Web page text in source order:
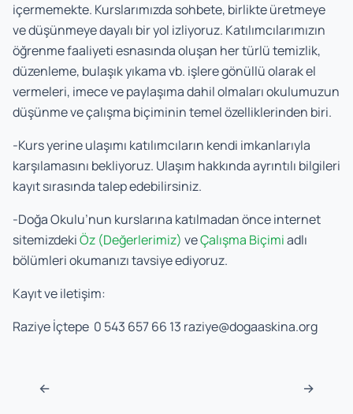
içermemekte. Kurslarımızda sohbete, birlikte üretmeye
ve düşünmeye dayalı bir yol izliyoruz. Katılımcılarımızın
öğrenme faaliyeti esnasında oluşan her türlü temizlik,
düzenleme, bulaşık yıkama vb. işlere gönüllü olarak el
vermeleri, imece ve paylaşıma dahil olmaları okulumuzun
düşünme ve çalışma biçiminin temel özelliklerinden biri.
-Kurs yerine ulaşımı katılımcıların kendi imkanlarıyla
karşılamasını bekliyoruz. Ulaşım hakkında ayrıntılı bilgileri
kayıt sırasında talep edebilirsiniz.
-Doğa Okulu’nun kurslarına katılmadan önce internet
sitemizdekiÖz (Değerlerimiz) veÇalışma Biçimiadlı
bölümleri okumanızı tavsiye ediyoruz.
Kayıt ve iletişim:
Raziye İçtepe 0 543 657 66 13 raziye@dogaaskina.org
Navigasyon sonrası
← →